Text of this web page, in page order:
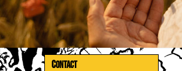
CONTACT